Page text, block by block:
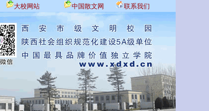
大校网站 中国散文网 联系我们